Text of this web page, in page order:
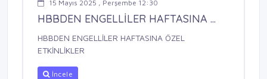
15 Mayıs 2025 , Perşembe 12:30
HBBDEN ENGELLİLER HAFTASINA ...
HBBDEN ENGELLİLER HAFTASINA ÖZEL
ETKİNLİKLER
İncele